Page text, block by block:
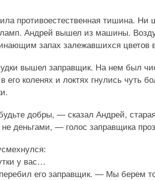
противоестественная тишина.
Андрей вышел из машины.
запах залежавшихся цветов
вышел заправщик. На нем был
его коленях и локтях гнулись чуть
добры, — сказал Андрей,
деньгами, — голос заправщика
у вас…
его заправщик. — Мы берем